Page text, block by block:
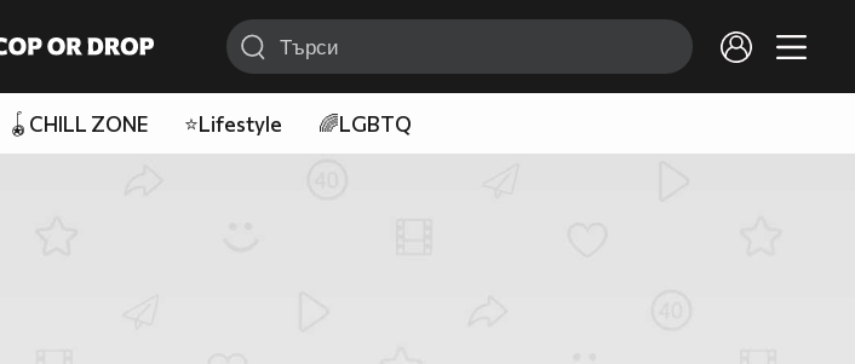
🪀CHILL ZONE ⭐Lifestyle 🌈LGBTQ